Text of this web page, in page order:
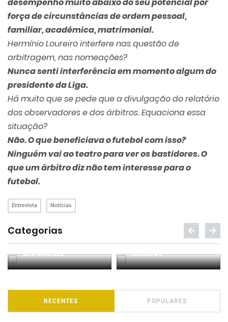
força de circunstâncias de ordem pessoal,
familiar, académica, matrimonial.
Hermínio Loureiro interfere nas questão de
arbitragem, nas nomeações?
Nunca senti interferência em momento algum do
presidente da Liga.
Há muito que se pede que a divulgação do relatório
dos observadores e dos árbitros. Equaciona essa
situação?
Não. O que beneficiava o futebol com isso?
Ninguém vai ao teatro para ver os bastidores. O
que um árbitro diz não tem interesse para o
futebol.
Entrevista Notícias
Categorias
Entrevistas Análises
RECENTES POPULARES